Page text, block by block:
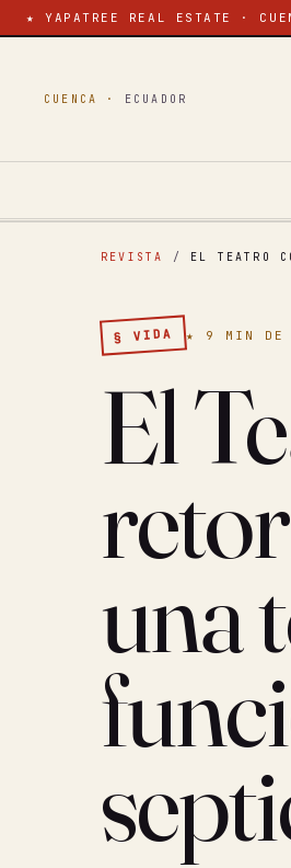
★ YAPATREE REAL ESTATE ·
CUENCA · ECUADOR
REVISTA / EL TEATRO
§ VIDA ★ 9 MIN DE
El
una